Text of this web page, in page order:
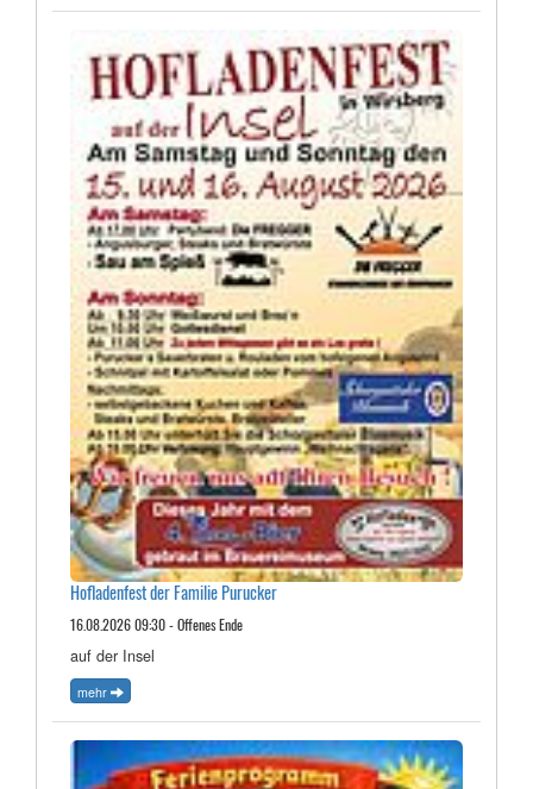
Hofladenfest der Familie Purucker
16.08.2026 09:30 - Offenes Ende
auf der Insel
mehr